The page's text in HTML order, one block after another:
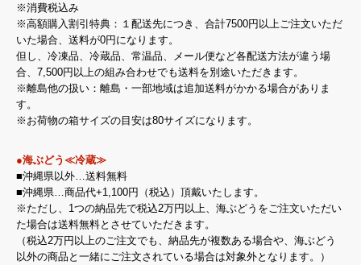
※消費税込み
※高額購入割引特典：１配送先につき、合計7500円以上ご注文いただ
いた場合、送料が0円になります。
但し、冷凍品、冷蔵品、常温品、メール便など各配送方法が違う場
合、7,500円以上の組み合わせでも送料を別途いただきます。
※離島他の扱い：離島・一部地域は追加送料がかかる場合がありま
す。
※お荷物の箱サイズの目安は80サイズになります。
●海ぶどう≪冷蔵≫
■沖縄県以外…送料無料
■沖縄県…商品代+1,100円（税込）頂戴いたします。
※ただし、1つの納品先で税込2万円以上、海ぶどうをご注文いただい
た場合は送料無料とさせていただきます。
（税込2万円以上のご注文でも、納品先が複数ある場合や、海ぶどう
以外の商品と一緒にご注文されている場合は対象外となります。）